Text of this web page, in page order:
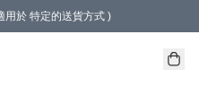
用於 特定的送貨方式 )